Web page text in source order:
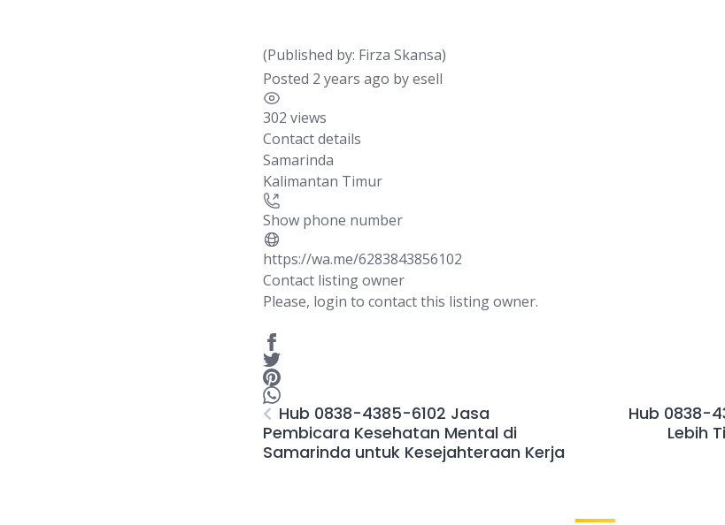
(Published by: Firza Skansa)
Posted 2 years ago byesell
302 views
Contact details
Samarinda
Kalimantan Timur
Show phone number
https://wa.me/6283843856102
Contact listing owner
Please, login to contact this listing owner.
Hub 0838-4385-6102 Jasa
Pembicara Kesehatan Mental di
Samarinda untuk Kesejahteraan Kerja
Hub 0838-
Lebih